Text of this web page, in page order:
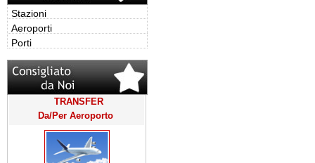
Stazioni
Aeroporti
Porti
TRANSFER
Da/Per Aeroporto